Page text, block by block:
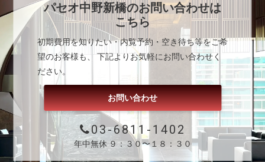
パセオ中野新橋のお問い合わせは
こちら
初期費用を知りたい・内覧予約・空き待ち等をご希
望のお客様も、 下記よりお気軽にお問い合わせく
ださい。
お問い合わせ
03-6811-1402
年中無休 ９：３０〜１８：３０